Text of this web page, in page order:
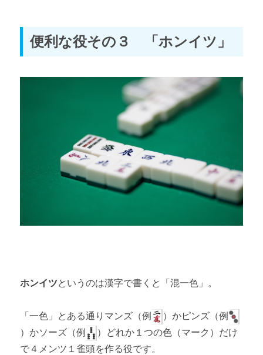
便利な役その３ 「ホンイツ」
ホンイツというのは漢字で書くと「混一色」。
「一色」とある通りマンズ（例
）かピンズ（例
）かソーズ（例
）どれか１つの色（マーク）だけ
で４メンツ１雀頭を作る役です。